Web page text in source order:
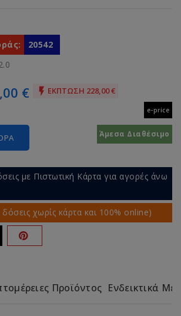
20542
€  ΈΚΠΤΩΣΗ 228,00 €
e-price
Άμεσα Διαθέσιμο
με Πιστωτική Κάρτα για αγορές άνω
χωρίς κάρτα και 100% online)
Προϊόντος Ενδεικτικά